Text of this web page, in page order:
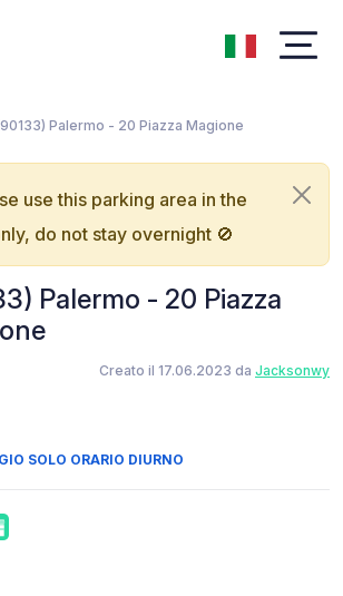
Palermo - 20 Piazza Magione
use this parking area in the
do not stay overnight 🚫
Palermo - 20 Piazza
Creato il 17.06.2023 da Jacksonwy
SOLO ORARIO DIURNO